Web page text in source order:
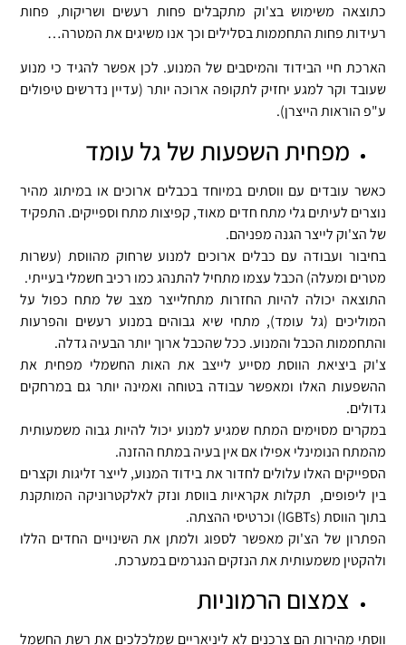
כתוצאה משימוש בצ'וק מתקבלים פחות רעשים ושריקות, פחות
רעידות פחות התחממות בסלילים וכך אנו משיגים את המטרה…
הארכת חיי הבידוד והמיסבים של המנוע. לכן אפשר להגיד כי מנוע
שעובד וקר למגע יחזיק לתקופה ארוכה יותר (עדיין נדרשים טיפולים
ע"פ הוראות הייצרן).
מפחית השפעות של גל עומד
כאשר עובדים עם ווסתים במיוחד בכבלים ארוכים או במיתוג מהיר
נוצרים לעיתים גלי מתח חדים מאוד, קפיצות מתח וספייקים. התפקיד
של הצ'וק לייצר הגנה מפניהם.
בחיבור ועבודה עם כבלים ארוכים למנוע שרחוק מהווסת (עשרות
מטרים ומעלה) הכבל עצמו מתחיל להתנהג כמו רכיב חשמלי בעייתי.
התוצאה יכולה להיות החזרות מתחלייצר מצב של מתח כפול על
המוליכים (גל עומד), מתחי שיא גבוהים במנוע רעשים והפרעות
והתחממות הכבל והמנוע. ככל שהכבל ארוך יותר הבעיה גדלה.
צ'וק ביציאת הווסת מסייע לייצב את האות החשמלי מפחית את
ההשפעות האלו ומאפשר עבודה בטוחה ואמינה יותר גם במרחקים
גדולים.
במקרים מסוימים המתח שמגיע למנוע יכול להיות גבוה משמעותית
מהמתח הנומינלי אפילו אם אין בעיה במתח ההזנה.
הספייקים האלו עלולים לחדור את בידוד המנוע, לייצר זליגות וקצרים
בין ליפופים, תקלות אקראיות בווסת ונזק לאלקטרוניקה המותקנת
בתוך הווסת (IGBTs) וכרטיסי ההצתה.
הפתרון של הצ'וק מאפשר לספוג ולמתן את השינויים החדים הללו
ולהקטין משמעותית את הנזקים הנגרמים במערכת.
צמצום הרמוניות
ווסתי מהירות הם צרכנים לא ליניאריים שמלכלכים את רשת החשמל
ברוך הבא ל"צומת חשמלאים" ע"פ
תיקון 13 לחוק
הגנת הפרטיות
אנו מחוייבים לעדכן (בכל יום) בפופאפ על